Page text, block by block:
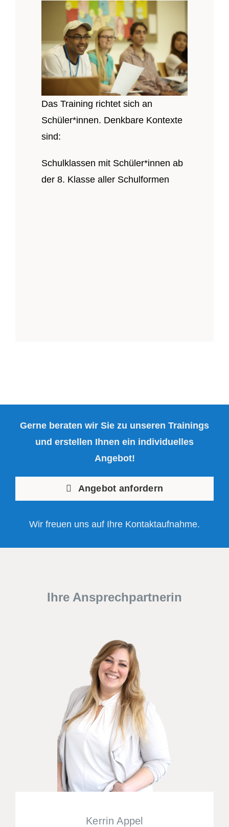
Das Training richtet sich an
Schüler*innen. Denkbare Kontexte
sind:
Schulklassen mit Schüler*innen ab
der 8. Klasse​ aller Schulformen
Gerne beraten wir Sie zu unseren Trainings
und erstellen Ihnen ein individuelles
Angebot!
Angebot anfordern
Wir freuen uns auf Ihre Kontaktaufnahme.
Ihre Ansprechpartnerin
Kerrin Appel